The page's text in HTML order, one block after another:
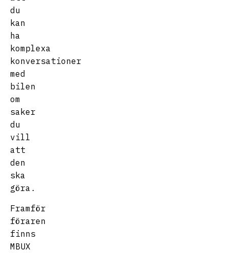
du
kan
ha
komplexa
konversationer
med
bilen
om
saker
du
vill
att
den
ska
göra.
Framför
föraren
finns
MBUX